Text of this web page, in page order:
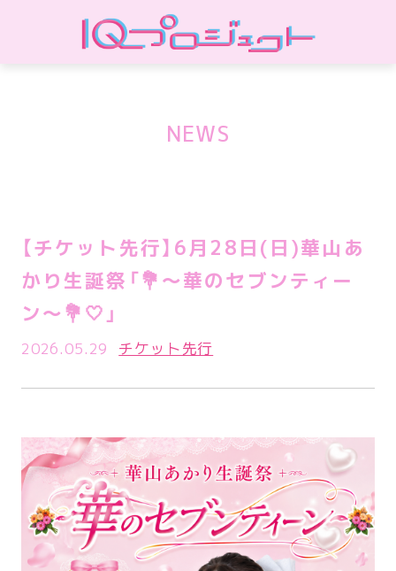
NEWS
【チケット先行】6月28日(日)華山あ
かり生誕祭「💐‎〜華のセブンティー
ン〜💐‎🤍」
2026.05.29 チケット先行